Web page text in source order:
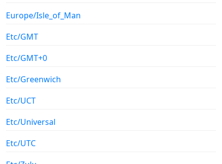
Europe/Isle_of_Man
Etc/GMT
Etc/GMT+0
Etc/Greenwich
Etc/UCT
Etc/Universal
Etc/UTC